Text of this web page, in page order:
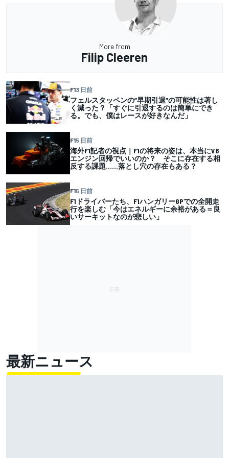
More from
Filip Cleeren
F13 日前
フェルスタッペンの”早期引退”の可能性は著し
く減った？「すぐに引退するのは簡単にでき
る。でも、僕はレースが好きなんだ」
F15 日前
海外F1記者の視点｜F1の将来の姿は、本当にV8
エンジン回帰でいいのか？ そこに存在する相
反する課題……落とし穴の存在もある？
F15 日前
F1ドライバーたち、F1ハンガリーGPでの全開走
行を楽しむ「今はエネルギーに余裕がある＝良
いサーキットなのが悲しい」
最新ニュース